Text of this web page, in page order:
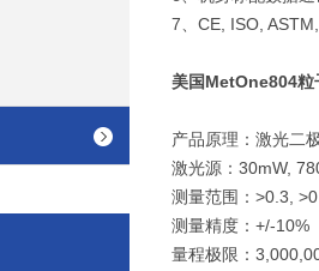
7、CE, ISO,
美国MetOne804粒
产品原理：激光二
激光源：30mW,
测量范围：>0.3,
测量精度：+/-10%
量程极限：